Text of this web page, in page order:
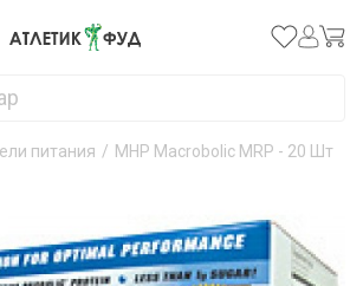
питания / MHP Macrobolic MRP - 20 Шт